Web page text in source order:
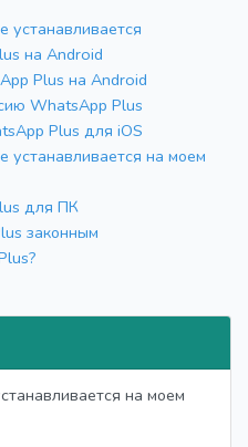
устанавливается
на Android
Plus на Android
WhatsApp Plus
Plus для iOS
на моем
для ПК
законным
на моем